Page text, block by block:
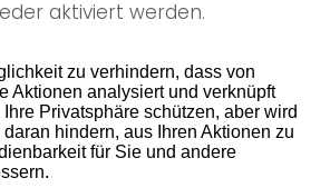
aktiviert werden.